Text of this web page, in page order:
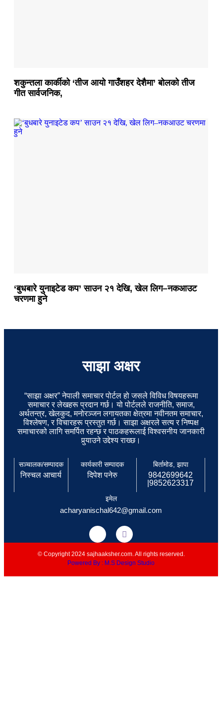
शकुन्तला कार्कीको ‘तीज आयो गाउँशहर देशैमा’ बोलको तीज
गीत सार्वजनिक,
‘बुधबारे युनाइटेड कप’ साउन २१ देखि, खेल लिग–नकआउट
चरणमा हुने
साझा अक्षर
“साझा अक्षर” नेपाली समाचार पोर्टल हो जसले विविध विषयहरूमा
समाचार र लेखहरू प्रदान गर्छ। यो पोर्टलले राजनीति, समाज,
अर्थतन्त्र, खेलकुद, मनोरञ्जन लगायतका क्षेत्रमा नवीनतम समाचार,
विश्लेषण, र विचारहरू प्रस्तुत गर्छ। साझा अक्षरले सत्य र निष्पक्ष
समाचारको लागि समर्पित रहन्छ र पाठकहरूलाई विश्वसनीय जानकारी
पुर्‍याउने उद्देश्य राख्छ।
सञ्चालक/सम्पादक
निस्चल आचार्य
कार्यकारी सम्पादक
दिपेश पनेरु
बिर्तामोड, झापा
9842699642
|9852623317
इमेल
acharyanischal642@gmail.com
© Copyright 2024 sajhaaksher.com. All rights reserved.
Powered By : M.S Design Studio